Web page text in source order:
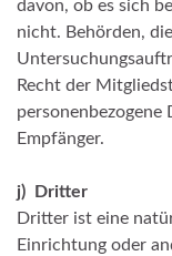
davon, ob es sich
nicht. Behörden,
Recht der
Empfänger.
j)
Dritter
Dritter ist eine
Einrichtung oder